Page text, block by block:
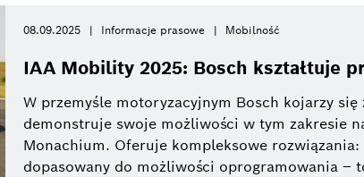
08.09.2025 Informacje prasowe Mobilność
IAA Mobility 2025: Bosch kształtuje
W przemyśle motoryzacyjnym Bosch kojarzy
demonstruje swoje możliwości w tym zakresie
Monachium. Oferuje kompleksowe
dopasowany do możliwości oprogramowania